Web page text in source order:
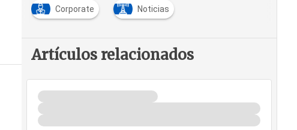
Corporate Noticias
Artículos relacionados